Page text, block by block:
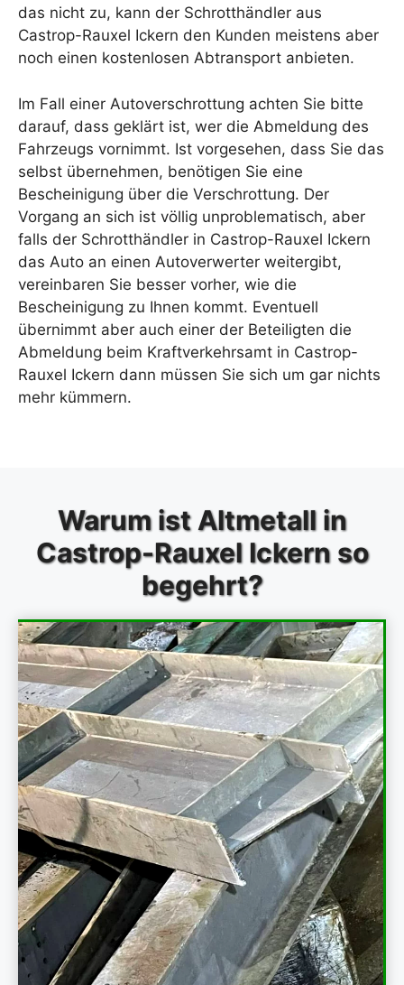
das nicht zu, kann der Schrotthändler aus
Castrop-Rauxel Ickern den Kunden meistens aber
noch einen kostenlosen Abtransport anbieten.
Im Fall einer Autoverschrottung achten Sie bitte
darauf, dass geklärt ist, wer die Abmeldung des
Fahrzeugs vornimmt. Ist vorgesehen, dass Sie das
selbst übernehmen, benötigen Sie eine
Bescheinigung über die Verschrottung. Der
Vorgang an sich ist völlig unproblematisch, aber
falls der Schrotthändler in Castrop-Rauxel Ickern
das Auto an einen Autoverwerter weitergibt,
vereinbaren Sie besser vorher, wie die
Bescheinigung zu Ihnen kommt. Eventuell
übernimmt aber auch einer der Beteiligten die
Abmeldung beim Kraftverkehrsamt in Castrop-
Rauxel Ickern dann müssen Sie sich um gar nichts
mehr kümmern.
Warum ist Altmetall in
Castrop-Rauxel Ickern so
begehrt?